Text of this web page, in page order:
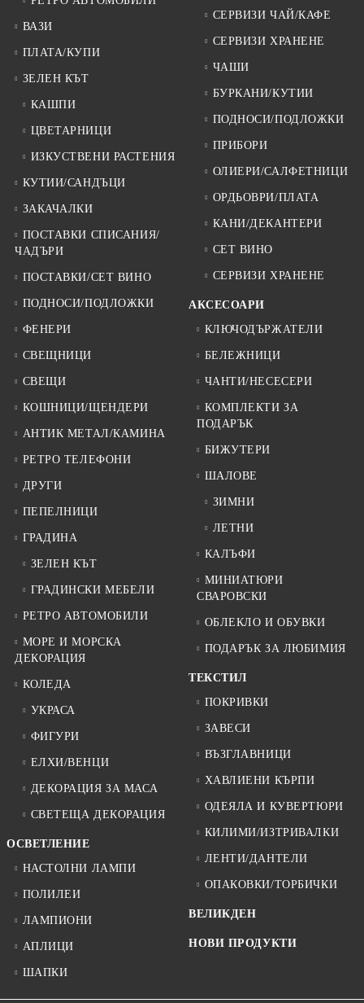
ВАЗИ
ПЛАТА/КУПИ
ЗЕЛЕН КЪТ
КАШПИ
ЦВЕТАРНИЦИ
ИЗКУСТВЕНИ РАСТЕНИЯ
КУТИИ/САНДЪЦИ
ЗАКАЧАЛКИ
ПОСТАВКИ СПИСАНИЯ/
ЧАДЪРИ
ПОСТАВКИ/СЕТ ВИНО
ПОДНОСИ/ПОДЛОЖКИ
ФЕНЕРИ
СВЕЩНИЦИ
СВЕЩИ
КОШНИЦИ/ЩЕНДЕРИ
АНТИК МЕТАЛ/КАМИНА
РЕТРО ТЕЛЕФОНИ
ДРУГИ
ПЕПЕЛНИЦИ
ГРАДИНА
ЗЕЛЕН КЪТ
ГРАДИНСКИ МЕБЕЛИ
РЕТРО АВТОМОБИЛИ
МОРЕ И МОРСКА
ДЕКОРАЦИЯ
КОЛЕДА
УКРАСА
ФИГУРИ
ЕЛХИ/ВЕНЦИ
ДЕКОРАЦИЯ ЗА МАСА
СВЕТЕЩА ДЕКОРАЦИЯ
ОСВЕТЛЕНИЕ
НАСТОЛНИ ЛАМПИ
ПОЛИЛЕИ
ЛАМПИОНИ
АПЛИЦИ
ШАПКИ
СЕРВИЗИ ЧАЙ/КАФЕ
СЕРВИЗИ ХРАНЕНЕ
ЧАШИ
БУРКАНИ/КУТИИ
ПОДНОСИ/ПОДЛОЖКИ
ПРИБОРИ
ОЛИЕРИ/САЛФЕТНИЦИ
ОРДЬОВРИ/ПЛАТА
КАНИ/ДЕКАНТЕРИ
СЕТ ВИНО
СЕРВИЗИ ХРАНЕНЕ
АКСЕСОАРИ
КЛЮЧОДЪРЖАТЕЛИ
БЕЛЕЖНИЦИ
ЧАНТИ/НЕСЕСЕРИ
КОМПЛЕКТИ ЗА
ПОДАРЪК
БИЖУТЕРИ
ШАЛОВЕ
ЗИМНИ
ЛЕТНИ
КАЛЪФИ
МИНИАТЮРИ
СВАРОВСКИ
ОБЛЕКЛО И ОБУВКИ
ПОДАРЪК ЗА ЛЮБИМИЯ
ТЕКСТИЛ
ПОКРИВКИ
ЗАВЕСИ
ВЪЗГЛАВНИЦИ
ХАВЛИЕНИ КЪРПИ
ОДЕЯЛА И КУВЕРТЮРИ
КИЛИМИ/ИЗТРИВАЛКИ
ЛЕНТИ/ДАНТЕЛИ
ОПАКОВКИ/ТОРБИЧКИ
ВЕЛИКДЕН
НОВИ ПРОДУКТИ